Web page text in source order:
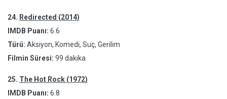
24. Redirected (2014)
IMDB Puanı: 6.6
Türü: Aksiyon, Komedi, Suç, Gerilim
Filmin Süresi: 99 dakika
25. The Hot Rock (1972)
IMDB Puanı: 6.8